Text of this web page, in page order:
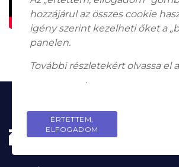
hozzájárul az összes cookie
igény szerint kezelheti őket a
panelen.
További részletekért olvassa el
.
ÉRTETTEM,
ELFOGADOM